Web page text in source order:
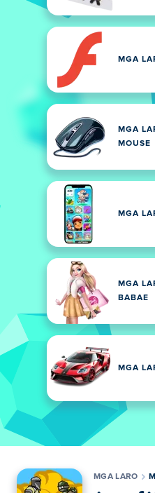
MGA
MGA
MOUSE
MGA
MGA
BABAE
MGA
MGA LARO